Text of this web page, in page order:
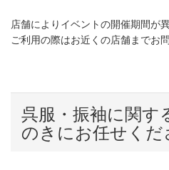
店舗によりイベントの開催期間が
ご利用の際はお近くの店舗までお
呉服・振袖に関す
のきにお任せくだ